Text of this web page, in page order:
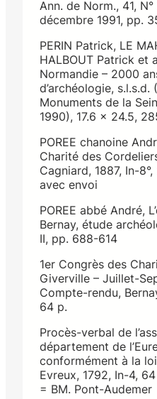
Ann. de Norm., 41,
décembre 1991, pp.
PERIN Patrick, LE
HALBOUT Patrick et
Normandie – 2000
d’archéologie, s.l.s.d.
Monuments de la
1990), 17.6 x 24.5,
POREE chanoine
Charité des
Cagniard, 1887, In-
avec envoi
POREE abbé André,
Bernay, étude
II, pp. 688-614
1er Congrès des
Giverville – Juillet-
Compte-rendu,
64 p.
Procès-verbal de
département de
conformément à la
Evreux, 1792, In-4,
= BM. Pont-Audemer